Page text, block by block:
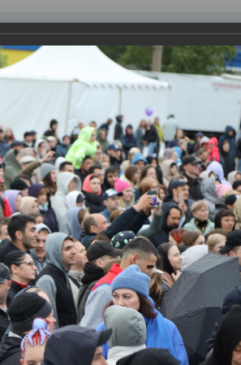
услуги Торговая площадка
свыше 80 мероприятий,